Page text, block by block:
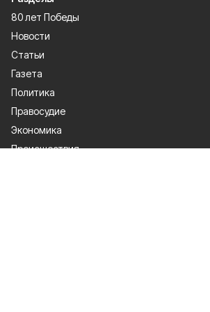
80 лет Победы
Новости
Статьи
Газета
Политика
Правосудие
Экономика
Происшествия